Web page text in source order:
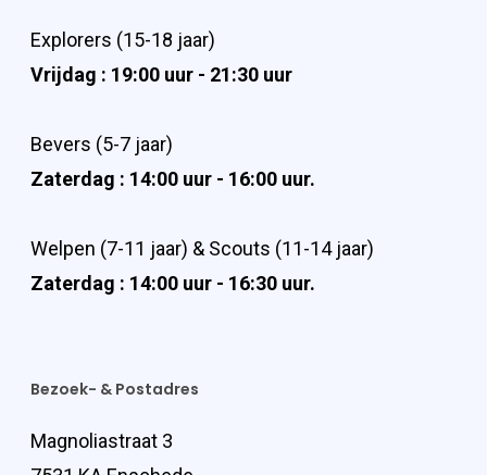
Explorers (15-18 jaar)
Vrijdag : 19:00 uur - 21:30 uur
Bevers (5-7 jaar)
Zaterdag : 14:00 uur - 16:00 uur.
Welpen (7-11 jaar) & Scouts (11-14 jaar)
Zaterdag : 14:00 uur - 16:30 uur.
Bezoek- & Postadres
Magnoliastraat 3